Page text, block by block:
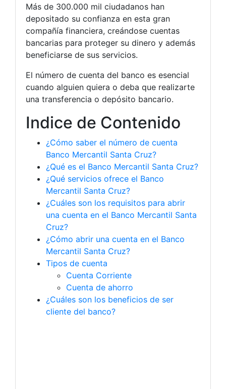
Más de 300.000 mil ciudadanos han
depositado su confianza en esta gran
compañía financiera, creándose cuentas
bancarias para proteger su dinero y además
beneficiarse de sus servicios.
El número de cuenta del banco es esencial
cuando alguien quiera o deba que realizarte
una transferencia o depósito bancario.
Indice de Contenido
¿Cómo saber el número de cuenta
Banco Mercantil Santa Cruz?
¿Qué es el Banco Mercantil Santa Cruz?
¿Qué servicios ofrece el Banco
Mercantil Santa Cruz?
¿Cuáles son los requisitos para abrir
una cuenta en el Banco Mercantil Santa
Cruz?
¿Cómo abrir una cuenta en el Banco
Mercantil Santa Cruz?
Tipos de cuenta
Cuenta Corriente
Cuenta de ahorro
¿Cuáles son los beneficios de ser
cliente del banco?